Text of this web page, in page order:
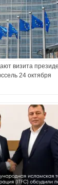
визита
24 октября